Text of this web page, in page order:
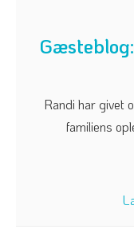
Randi har givet
familiens